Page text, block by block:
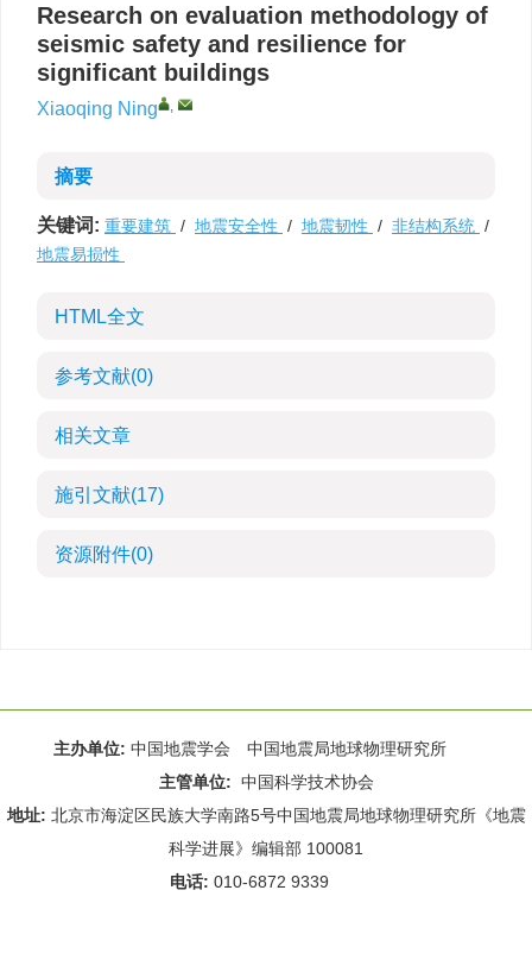
Research on evaluation methodology of
seismic safety and resilience for
significant buildings
Xiaoqing Ning ,
摘要
关键词: 重要建筑 / 地震安全性 / 地震韧性 / 非结构系统 /
地震易损性
HTML全文
参考文献(0)
相关文章
施引文献(17)
资源附件(0)
主办单位: 中国地震学会 中国地震局地球物理研究所
主管单位: 中国科学技术协会
地址: 北京市海淀区民族大学南路5号中国地震局地球物理研究所《地震
科学进展》编辑部 100081
电话: 010-6872 9339